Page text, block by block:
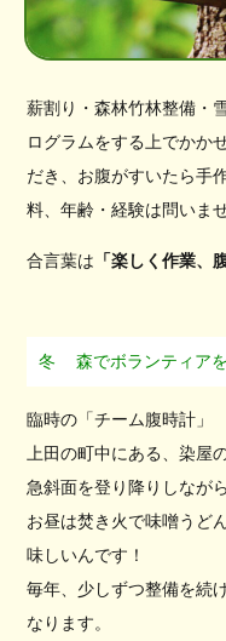
薪割り・森林竹林整備・
ログラムをする上でかか
だき、お腹がすいたら手
料、年齢・経験は問いませ
合言葉は 「楽しく作業、
冬 森でボランティア
臨時の「チーム腹時計」
上田の町中にある、染屋
急斜面を登り降りしなが
お昼は焚き火で味噌うど
味しいんです！
毎年、少しずつ整備を続
なります。